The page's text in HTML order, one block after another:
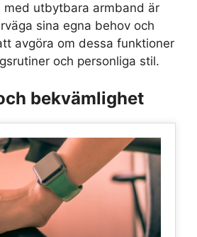
med utbytbara armband är
sina egna behov och
avgöra om dessa funktioner
och personliga stil.
bekvämlighet